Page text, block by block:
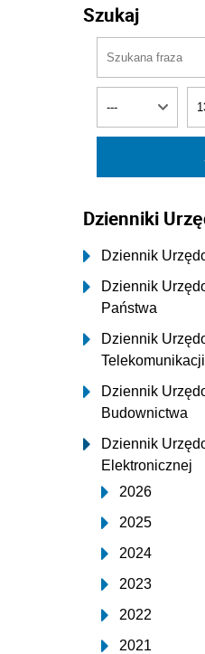
Szukaj
Dzienniki
Dziennik
Dziennik
Państwa
Dziennik
Dziennik
Budownictwa
Dziennik
Elektronicznej
2026
2025
2024
2023
2022
2021